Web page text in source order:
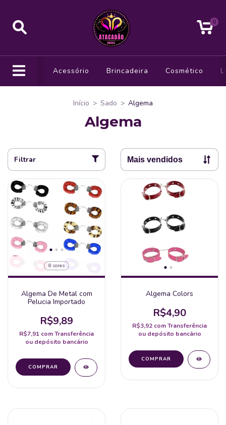
0
Acessório Brincadeira Cosmético
Início > Sado > Algema
Algema
Filtrar
8 cores
Algema De Metal com
Pelucia Importado
R$9,89
R$7,91 comTransferência
ou depósito bancário
COMPRAR
Algema Colors
R$4,90
R$3,92 comTransferência
ou depósito bancário